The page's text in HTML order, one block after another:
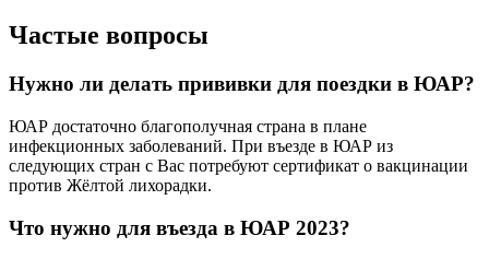
Частые вопросы
Нужно ли делать прививки для поездки в ЮАР?
ЮАР достаточно благополучная страна в плане
инфекционных заболеваний. При въезде в ЮАР из
следующих стран с Вас потребуют сертификат о вакцинации
против Жёлтой лихорадки.
Что нужно для въезда в ЮАР 2023?